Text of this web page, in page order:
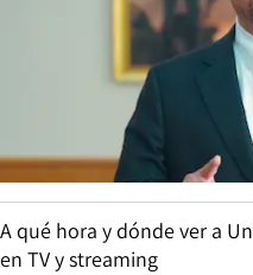
A qué hora y dónde ver a
en TV y streaming